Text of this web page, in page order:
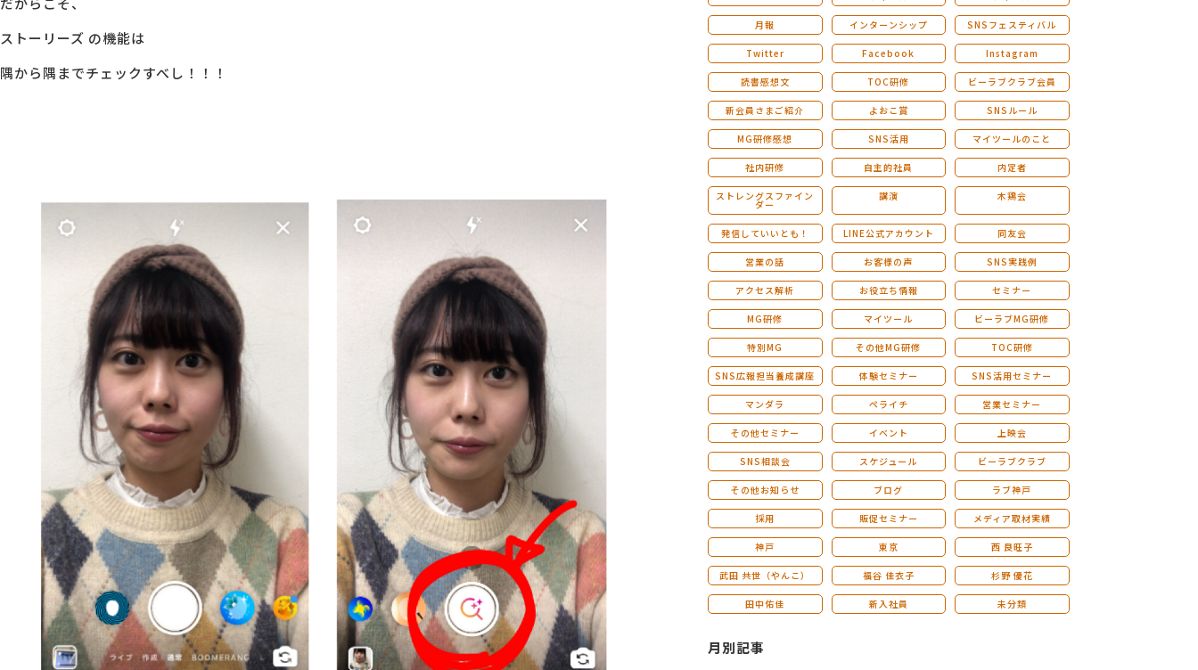
ストーリーズ の機能は
隅から隅までチェックすべし！！！
月報 インターンシップ SNSフェスティバル
Twitter Facebook Instagram
読書感想文 TOC研修 ビーラブクラブ会員
新会員さまご紹介 よおこ賞 SNSルール
MG研修感想 SNS活用 マイツールのこと
社内研修 自主的社員 内定者
ストレングスファイン
ダー
講演 木鶏会
発信していいとも！ LINE公式アカウント 同友会
営業の話 お客様の声 SNS実践例
アクセス解析 お役立ち情報 セミナー
MG研修 マイツール ビーラブMG研修
特別MG その他MG研修 TOC研修
SNS広報担当養成講座 体験セミナー SNS活用セミナー
マンダラ ペライチ 営業セミナー
その他セミナー イベント 上映会
SNS相談会 スケジュール ビーラブクラブ
その他お知らせ ブログ ラブ神戸
採用 販促セミナー メディア取材実績
神戸 東京 西 良旺子
武田 共世（やんこ） 福谷 佳衣子 杉野 優花
田中佑佳 新入社員 未分類
月別記事